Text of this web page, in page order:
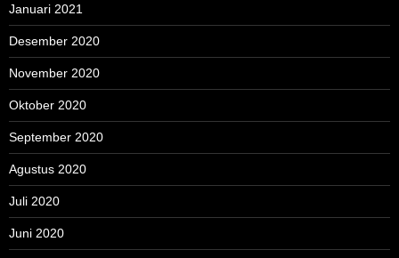
Januari 2021
Desember 2020
November 2020
Oktober 2020
September 2020
Agustus 2020
Juli 2020
Juni 2020